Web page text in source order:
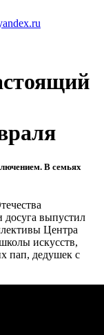
В семьях
досуга выпустил
Центра
искусств,
пап, дедушек с